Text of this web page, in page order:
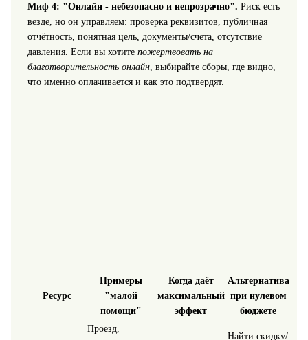
Миф 4: "Онлайн - небезопасно и непрозрачно". Риск есть
везде, но он управляем: проверка реквизитов, публичная
отчётность, понятная цель, документы/счета, отсутствие
давления. Если вы хотите пожертвовать на
благотворительность онлайн, выбирайте сборы, где видно,
что именно оплачивается и как это подтвердят.
Ресурс
Примеры
"малой
помощи"
Когда даёт
максимальный
эффект
Альтернатива
при нулевом
бюджете
Проезд,
Найти скидку/